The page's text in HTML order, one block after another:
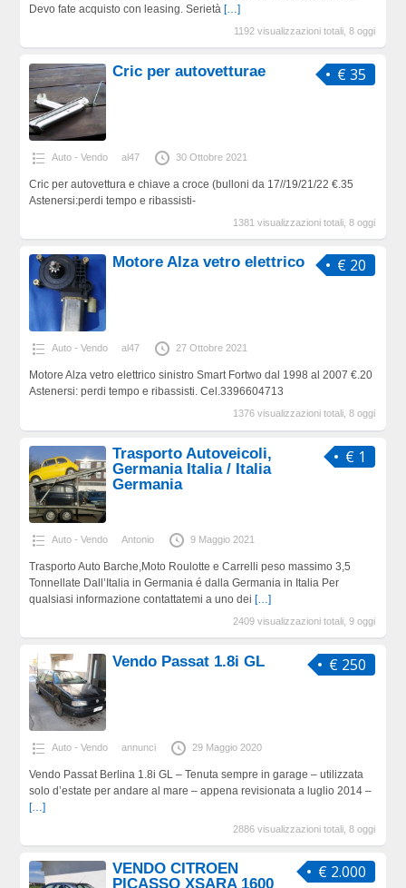
Devo fate acquisto con leasing. Serietà […]
1192 visualizzazioni totali, 8 oggi
€ 35
Cric per autovetturae
Auto - Vendo al47 30 Ottobre 2021
Cric per autovettura e chiave a croce (bulloni da 17//19/21/22 €.35
Astenersi:perdi tempo e ribassisti-
1381 visualizzazioni totali, 8 oggi
€ 20
Motore Alza vetro elettrico
Auto - Vendo al47 27 Ottobre 2021
Motore Alza vetro elettrico sinistro Smart Fortwo dal 1998 al 2007 €.20
Astenersi: perdi tempo e ribassisti. Cel.3396604713
1376 visualizzazioni totali, 8 oggi
€ 1
Trasporto Autoveicoli,
Germania Italia / Italia
Germania
Auto - Vendo Antonio 9 Maggio 2021
Trasporto Auto Barche,Moto Roulotte e Carrelli peso massimo 3,5
Tonnellate Dall’Italia in Germania é dalla Germania in Italia Per
qualsiasi informazione contattatemi a uno dei […]
2409 visualizzazioni totali, 9 oggi
€ 250
Vendo Passat 1.8i GL
Auto - Vendo annunci 29 Maggio 2020
Vendo Passat Berlina 1.8i GL – Tenuta sempre in garage – utilizzata
solo d’estate per andare al mare – appena revisionata a luglio 2014 –
[…]
2886 visualizzazioni totali, 8 oggi
€ 2.000
VENDO CITROEN
PICASSO XSARA 1600